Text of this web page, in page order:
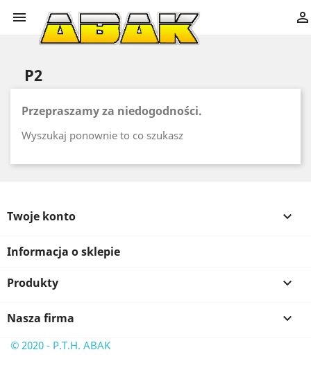
 
P2
Przepraszamy za niedogodności.
Wyszukaj ponownie to co szukasz
Twoje konto 
Informacja o sklepie
Produkty 
Nasza firma 
© 2020 - P.T.H. ABAK